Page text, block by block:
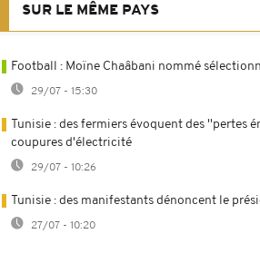
SUR LE MÊME PAYS
Football : Moïne Chaâbani nommé
29/07 - 15:30
Tunisie : des fermiers évoquent des ''pertes
coupures d'électricité
29/07 - 10:26
Tunisie : des manifestants dénoncent le
27/07 - 10:20